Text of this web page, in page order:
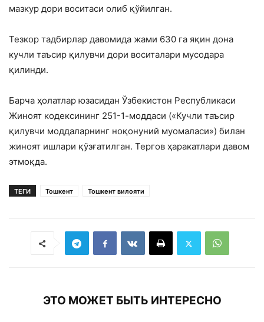
мазкур дори воситаси олиб қўйилган.
Тезкор тадбирлар давомида жами 630 га яқин дона
кучли таъсир қилувчи дори воситалари мусодара
қилинди.
Барча ҳолатлар юзасидан Ўзбекистон Республикаси
Жиноят кодексининг 251-1-моддаси («Кучли таъсир
қилувчи моддаларнинг ноқонуний муомаласи») билан
жиноят ишлари қўзғатилган. Тергов ҳаракатлари давом
этмоқда.
ТЕГИ Тошкент Тошкент вилояти
ЭТО МОЖЕТ БЫТЬ ИНТЕРЕСНО